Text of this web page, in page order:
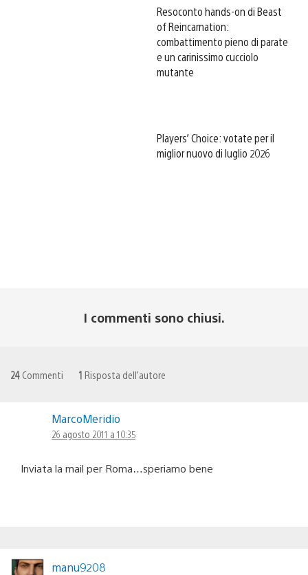
Resoconto hands-on di Beast
of Reincarnation:
combattimento pieno di parate
e un carinissimo cucciolo
mutante
Players’ Choice: votate per il
miglior nuovo di luglio 2026
I commenti sono chiusi.
24 Commenti 1 Risposta dell'autore
MarcoMeridio
26 agosto 2011 a 10:35
Inviata la mail per Roma…speriamo bene
manu9208